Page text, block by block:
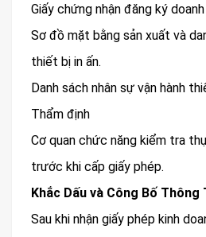
Giấy chứng nhận đăng ký
Sơ đồ mặt bằng sản xuất và
thiết bị in ấn.
Danh sách nhân sự vận hành
Thẩm định
Cơ quan chức năng kiểm tra
trước khi cấp giấy phép.
Khắc Dấu và Công Bố Thông
Sau khi nhận giấy phép kinh